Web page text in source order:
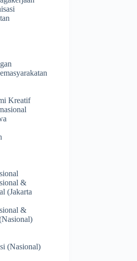
Kreatif
&
(Jakarta
&
(Nasional)